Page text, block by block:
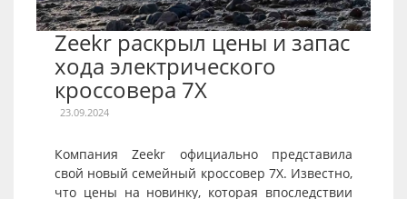
Zeekr раскрыл цены и запас
хода электрического
кроссовера 7X
23.09.2024
Компания Zeekr официально представила
свой новый семейный кроссовер 7X. Известно,
что цены на новинку, которая впоследствии